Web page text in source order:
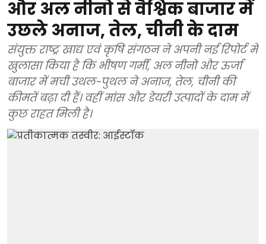
और अल नीनो से वैश्विक बाजार में
उछले अनाज, तेल, चीनी के दाम
संयुक्त राष्ट्र खाद्य एवं कृषि संगठन ने अपनी नई रिपोर्ट में
खुलासा किया है कि भीषण गर्मी, अल नीनो और ऊर्जा
बाजार में मची उथल-पुथल ने अनाज, तेल, चीनी की
कीमतें बढ़ा दी हैं। वहीं मांस और डेयरी उत्पादों के दाम में
कुछ राहत मिली है।